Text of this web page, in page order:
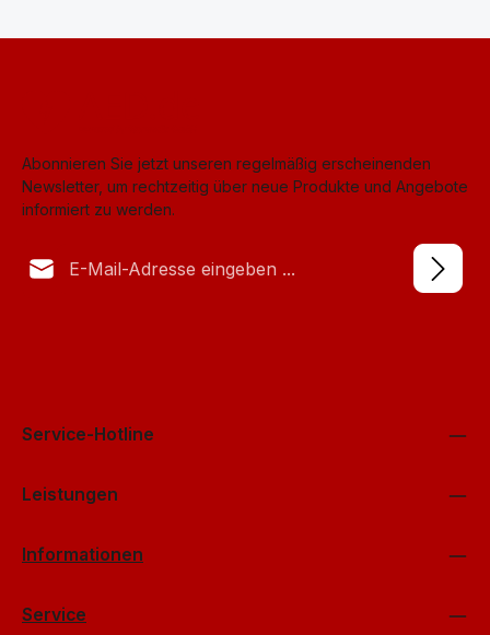
Abonnieren Sie jetzt unseren regelmäßig erscheinenden
Newsletter, um rechtzeitig über neue Produkte und Angebote
informiert zu werden.
Service-Hotline
Leistungen
Informationen
Service